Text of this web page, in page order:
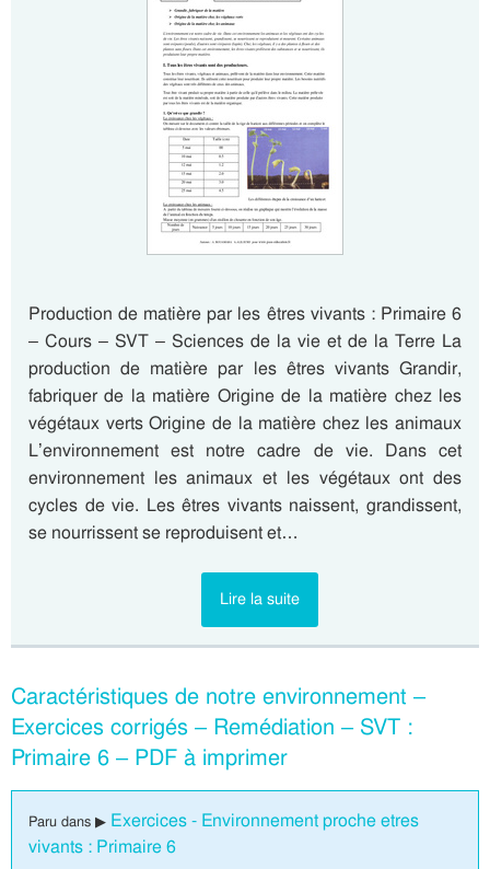
Production de matière par les êtres vivants : Primaire 6
– Cours – SVT – Sciences de la vie et de la Terre La
production de matière par les êtres vivants Grandir,
fabriquer de la matière Origine de la matière chez les
végétaux verts Origine de la matière chez les animaux
L’environnement est notre cadre de vie. Dans cet
environnement les animaux et les végétaux ont des
cycles de vie. Les êtres vivants naissent, grandissent,
se nourrissent se reproduisent et…
Lire la suite
Caractéristiques de notre environnement –
Exercices corrigés – Remédiation – SVT :
Primaire 6 – PDF à imprimer
Paru dans ▶ Exercices - Environnement proche etres
vivants : Primaire 6